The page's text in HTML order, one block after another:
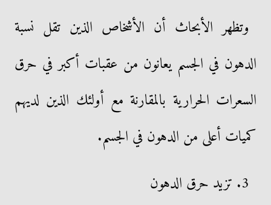
وتظهر الأبحاث أن الأشخاص الذين تقل نسبة
الدهون في الجسم يعانون من عقبات أكبر في حرق
السعرات الحرارية بالمقارنة مع أولئك الذين لديهم
كميات أعلى من الدهون في الجسم.
3. تزيد حرق الدهون